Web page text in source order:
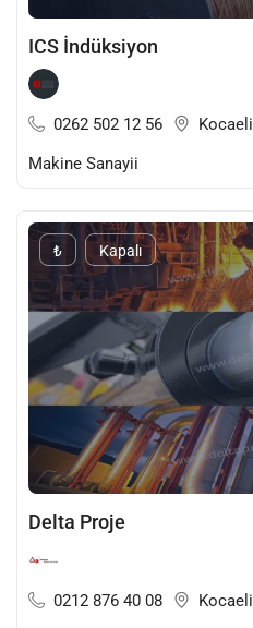
ICS İndüksiyon
0262 502 12 56
Kocaeli
Makine Sanayii
₺ Kapalı
Delta Proje
0212 876 40 08 Kocaeli